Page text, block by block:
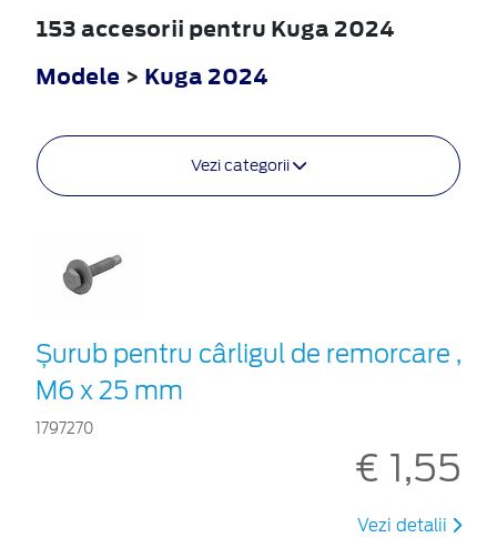
153 accesorii pentru Kuga 2024
Modele > Kuga 2024
Vezi categorii
Șurub pentru cârligul de remorcare ,
M6 x 25 mm
1797270
€ 1,55
Vezi detalii